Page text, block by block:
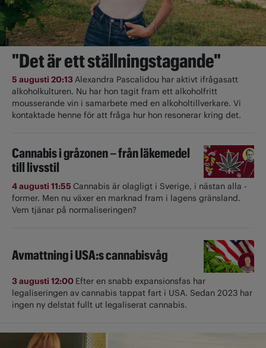
"Det är ett ställningstagande"
5 augusti 20:13Alexandra Pascalidou har aktivt ifrågasatt
alkoholkulturen. Nu har hon tagit fram ett alkoholfritt
mousserande vin i samarbete med en alkoholtillverkare. Vi
kontaktade henne för att fråga hur hon resonerar kring det.
Cannabis i gråzonen – från läkemedel
till livsstil
4 augusti 11:55 Cannabis är olagligt i ­Sverige, i nästan alla ­
former. Men nu växer en marknad fram i lagens gränsland.
Vem tjänar på normaliseringen?
Avmattning i USA:s cannabisvåg
3 augusti 12:00 Efter en snabb expansionsfas har
legaliseringen av cannabis tappat fart i USA. Sedan 2023 har
ingen ny delstat fullt ut ­legaliserat cannabis.